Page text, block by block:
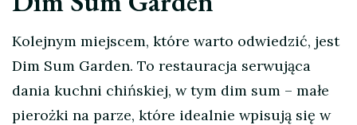
Kolejnym miejscem, które warto odwiedzić, jest
Dim Sum Garden. To restauracja serwująca
dania kuchni chińskiej, w tym dim sum – małe
pierożki na parze, które idealnie wpisują się w